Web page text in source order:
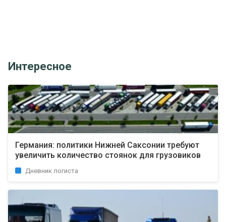
Интересное
Германия: политики Нижней Саксонии требуют
увеличить количество стоянок для грузовиков
Дневник логиста